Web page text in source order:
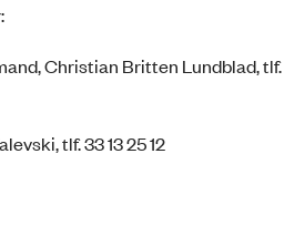
Christian Britten Lundblad, tlf.
tlf. 33 13 25 12